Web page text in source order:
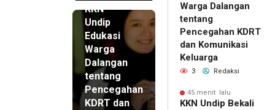
KKN
Undip
Edukasi
Warga
Dalangan
tentang
Pencegahan
KDRT dan
Warga Dalangan
tentang
Pencegahan KDRT
dan Komunikasi
Keluarga
3 Redaksi
45 menit lalu
KKN Undip Bekali